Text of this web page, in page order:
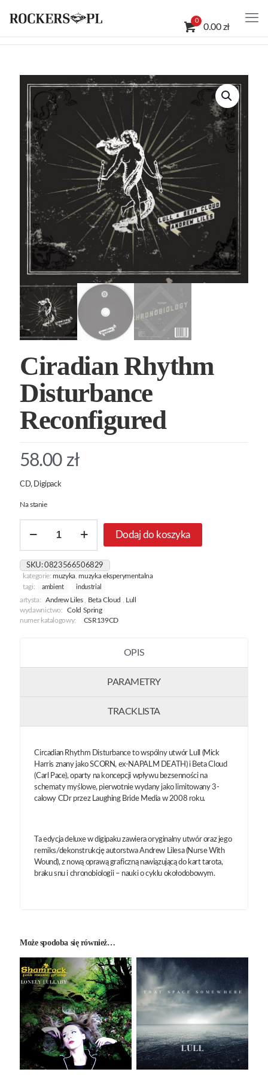
0
0.00 zł
Ciradian Rhythm
Disturbance
Reconfigured
58.00 zł
CD, Digipack
Na stanie
Ciradian
Disturbance
Reconfigured
Dodaj do koszyka
SKU:0823566506829
kategorie:muzyka ,muzyka eksperymentalna
tagi:
ambient industrial
artysta: Andrew Liles, Beta Cloud
Lull
wydawnictwo:
Cold Spring
numer katalogowy:
CSR139CD
OPIS
PARAMETRY
TRACKLISTA
Circadian Rhythm Disturbance to wspólny utwór Lull (Mick
Harris znany jako SCORN, ex-NAPALM DEATH) i Beta Cloud
(Carl Pace), oparty na koncepcji wpływu bezsenności na
schematy myślowe, pierwotnie wydany jako limitowany 3-
calowy CDr przez Laughing Bride Media w 2008 roku.
Ta edycja deluxe w digipaku zawiera oryginalny utwór oraz jego
remiks/dekonstrukcję autorstwa Andrew Lilesa (Nurse With
Wound), z nową oprawą graficzną nawiązującą do kart tarota,
braku snu i chronobiologii – nauki o cyklu okołodobowym.
Może spodoba się również…